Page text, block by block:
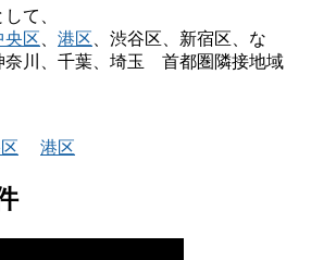
て、
央区 港区 、渋谷区、新宿区、な
奈川、千葉、埼玉 首都圏隣接地域
港区